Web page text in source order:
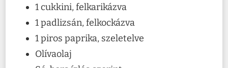
1 cukkini, felkarikázva
1 padlizsán, felkockázva
1 piros paprika, szeletelve
Olívaolaj